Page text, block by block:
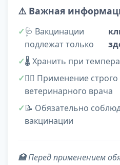
⚠️ Важная
🩺 Вакцинации
подлежат только
🌡️ Хранить при
👨‍⚕️ Применение
ветеринарного врача
📝 Обязательно
вакцинации
🏥 Перед применением